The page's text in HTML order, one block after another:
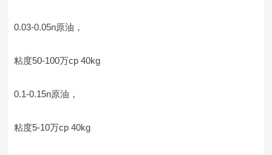
0.03-0.05n原油，
粘度50-100万cp 40kg
0.1-0.15n原油，
粘度5-10万cp 40kg